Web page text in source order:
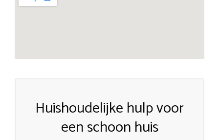
Huishoudelijke hulp voor
een schoon huis